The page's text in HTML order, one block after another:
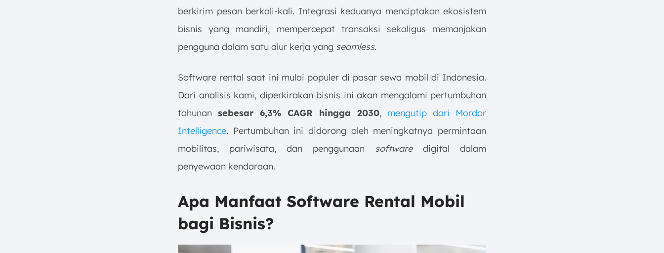
berkirim pesan berkali-kali. Integrasi keduanya menciptakan ekosistem
bisnis yang mandiri, mempercepat transaksi sekaligus memanjakan
pengguna dalam satu alur kerja yang seamless.
Software rental saat ini mulai populer di pasar sewa mobil di Indonesia.
Dari analisis kami, diperkirakan bisnis ini akan mengalami pertumbuhan
tahunan sebesar 6,3% CAGR hingga 2030, mengutip dari Mordor
Intelligence. Pertumbuhan ini didorong oleh meningkatnya permintaan
mobilitas, pariwisata, dan penggunaan softwaredigital dalam
penyewaan kendaraan.
Apa Manfaat Software Rental Mobil
bagi Bisnis?